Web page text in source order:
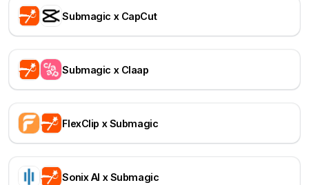
Submagic x CapCut
Submagic x Claap
FlexClip x Submagic
Sonix AI x Submagic